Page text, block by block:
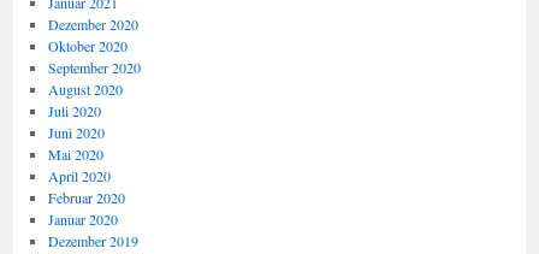
Dezember 2020
Oktober 2020
September 2020
August 2020
Juli 2020
Juni 2020
Mai 2020
April 2020
Februar 2020
Januar 2020
Dezember 2019